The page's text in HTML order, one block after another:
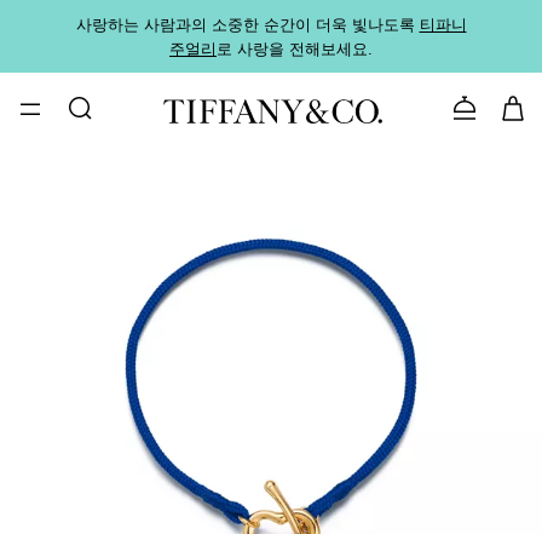
사랑하는 사람과의 소중한 순간이 더욱 빛나도록 티파니
주얼리로 사랑을 전해보세요.
문의하기